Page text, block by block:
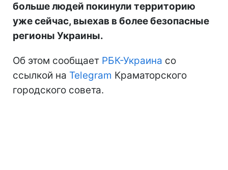
больше людей покинули территорию
уже сейчас, выехав в более безопасные
регионы Украины.
Об этом сообщает РБК-Украина со
ссылкой на Telegram Краматорского
городского совета.